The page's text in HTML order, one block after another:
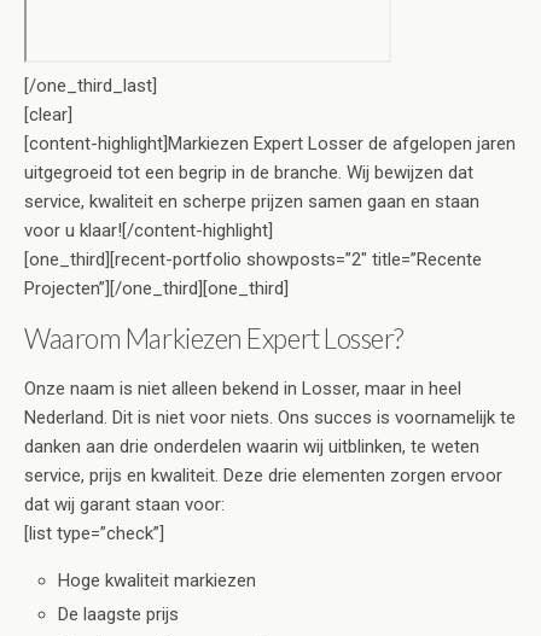
[/one_third_last]
[clear]
[content-highlight]Markiezen Expert Losser de afgelopen jaren
uitgegroeid tot een begrip in de branche. Wij bewijzen dat
service, kwaliteit en scherpe prijzen samen gaan en staan
voor u klaar![/content-highlight]
[one_third][recent-portfolio showposts=”2″ title=”Recente
Projecten”][/one_third][one_third]
Waarom Markiezen Expert Losser?
Onze naam is niet alleen bekend in Losser, maar in heel
Nederland. Dit is niet voor niets. Ons succes is voornamelijk te
danken aan drie onderdelen waarin wij uitblinken, te weten
service, prijs en kwaliteit. Deze drie elementen zorgen ervoor
dat wij garant staan voor:
[list type=”check”]
Hoge kwaliteit markiezen
De laagste prijs